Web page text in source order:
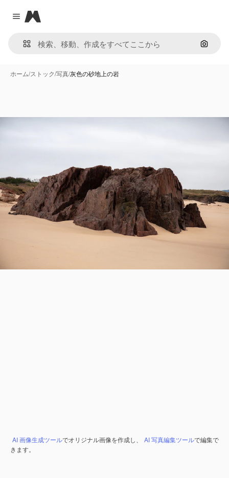
Close menu
Magnific
画像で
ホーム/ストック/写真/灰色の砂地上の岩
AI 画像生成ツールでオリジナル画像を作成し、 AI 写真編集ツールで編集で
きます。